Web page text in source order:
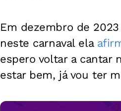
Em dezembro de
neste carnaval ela
espero voltar a cantar
estar bem, já vou ter